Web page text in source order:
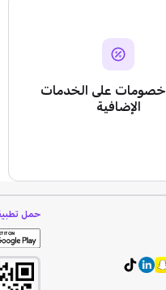
50% خصومات على الخدمات
الإضافية
حمل